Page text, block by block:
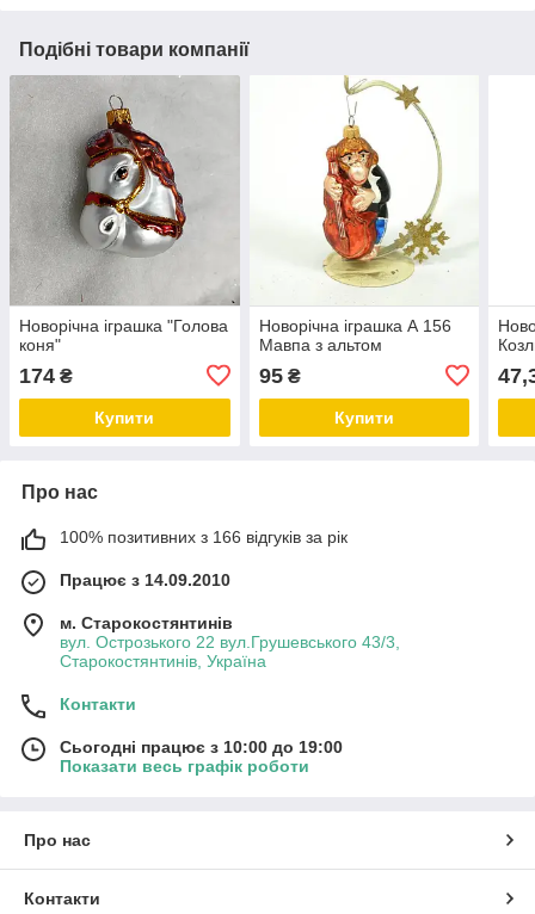
Подібні товари компанії
Новорічна іграшка "Голова
коня"
174 ₴
Купити
Новорічна іграшка А 156
Мавпа з альтом
95₴
Купити
Про нас
100% позитивних з 166 відгуків за рік
Працює з 14.09.2010
м. Старокостянтинів
вул. Острозького 22 вул.Грушевського 43/3,
Старокостянтинів, Україна
Контакти
Сьогодні працює з 10:00 до 19:00
Показати весь графік роботи
Про нас
Контакти